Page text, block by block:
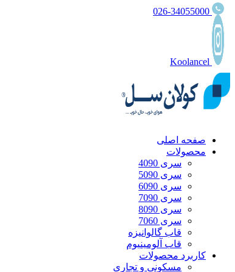
صفحه اصلی
محصولات
سری 4090
سری 5090
سری 6090
سری 7090
سری 8090
سری 7060
قاب گالوانیزه
قاب آلومینیوم
کاربرد محصولات
مسکونی و تجاری